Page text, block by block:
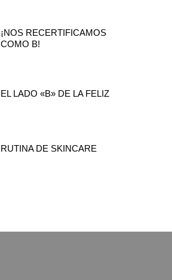
¡NOS RECERTIFICAMOS
COMO B!
EL LADO «B» DE LA FELIZ
RUTINA DE SKINCARE